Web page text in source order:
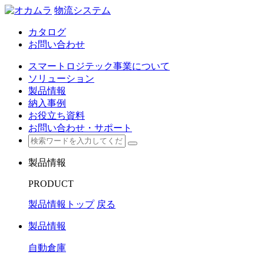
物流システム
カタログ
お問い合わせ
スマートロジテック事業について
ソリューション
製品情報
納入事例
お役立ち資料
お問い合わせ・サポート
製品情報
PRODUCT
製品情報トップ 戻る
製品情報
自動倉庫